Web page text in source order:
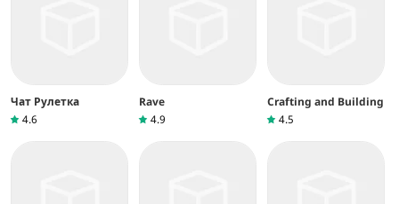
Чат Рулетка
4.6
Rave
4.9
Crafting and Building
4.5